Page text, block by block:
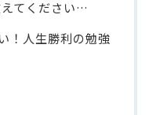
てください…
！人生勝利の勉強